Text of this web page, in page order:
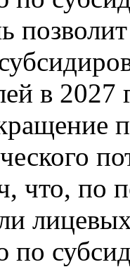
в 2027
что, по
по